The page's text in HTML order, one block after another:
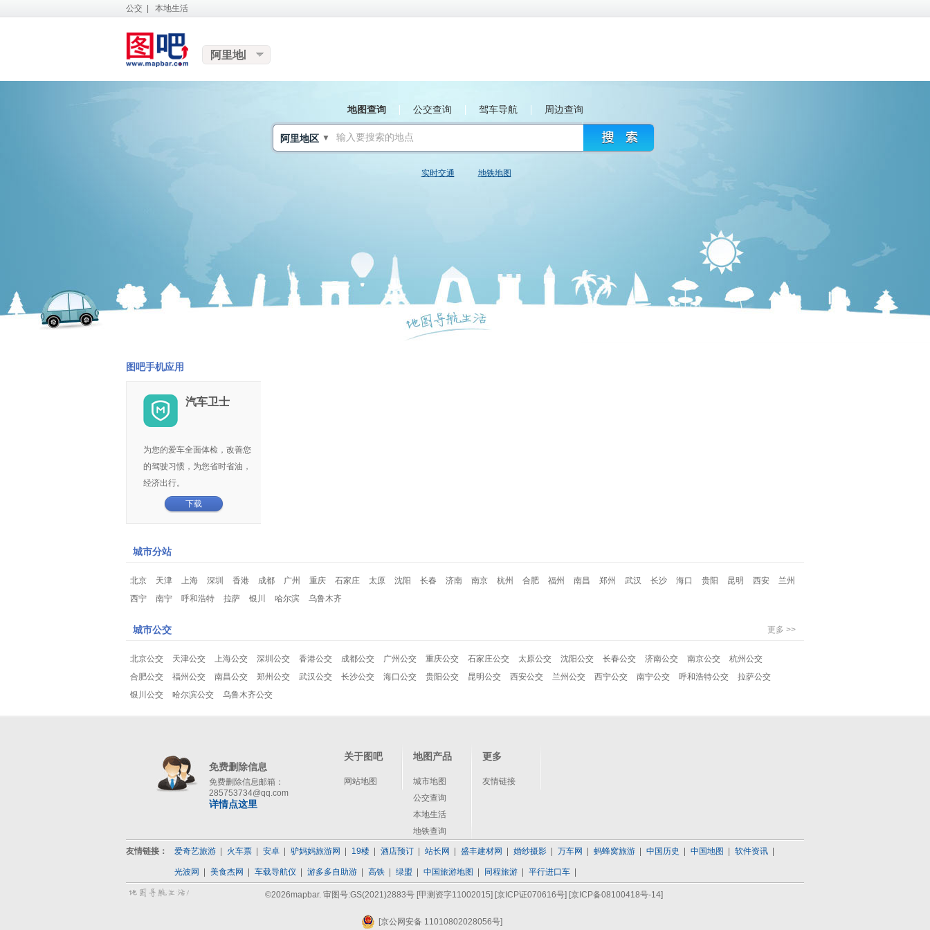
公交 本地生活
地图查询 公交查询 驾车导航 周边查询
▼
实时交通 地铁地图
图吧手机应用
汽车卫士
为您的爱车全面体检，改善您
的驾驶习惯，为您省时省油，
经济出行。
下载
城市分站
北京 天津 上海 深圳 香港 成都 广州 重庆 石家庄 太原 沈阳 长春 济南 南京 杭州 合肥 福州 南昌 郑州 武汉 长沙 海口 贵阳 昆明 西安
兰州
西宁
南宁 呼和浩特 拉萨 银川 哈尔滨 乌鲁木齐
更多 >>
城市公交
北京公交 天津公交 上海公交 深圳公交 香港公交 成都公交 广州公交 重庆公交 石家庄公交 太原公交 沈阳公交 长春公交 济南公交 南京公交
杭州公交
合肥公交
福州公交 南昌公交 郑州公交 武汉公交 长沙公交 海口公交 贵阳公交 昆明公交 西安公交 兰州公交 西宁公交 南宁公交 呼和浩特公交
拉萨公交
银川公交
哈尔滨公交 乌鲁木齐公交
免费删除信息
免费删除信息邮箱：
285753734@qq.com
详情点这里
关于图吧
网站地图
地图产品
城市地图
公交查询
本地生活
地铁查询
更多
友情链接
友情链接： 爱奇艺旅游 火车票 安卓 驴妈妈旅游网 19楼 酒店预订 站长网 盛丰建材网 婚纱摄影 万车网 蚂蜂窝旅游 中国历史 中国地图 软件资讯
光波网 美食杰网 车载导航仪 游多多自助游 高铁 绿盟 中国旅游地图 同程旅游 平行进口车
©2026mapbar. 审图号:GS(2021)2883号 [甲测资字11002015] [京ICP证070616号] [京ICP备08100418号-14]
[京公网安备 11010802028056号]